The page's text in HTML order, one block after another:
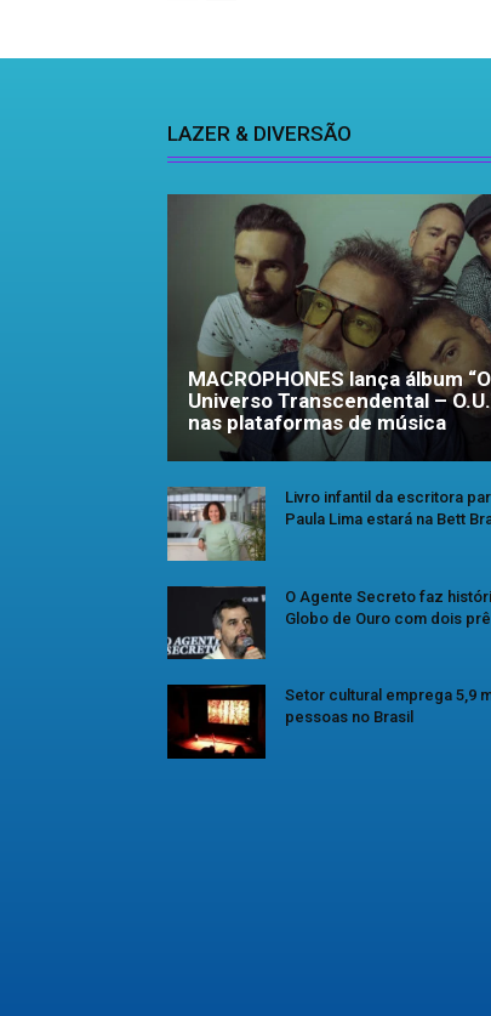
LAZER & DIVERSÃO
MACROPHONES lança álbum
Universo Transcendental –
nas plataformas de música
Livro infantil da escritora
Paula Lima estará na Bett
O Agente Secreto faz
Globo de Ouro com dois
Setor cultural emprega 5,9
pessoas no Brasil